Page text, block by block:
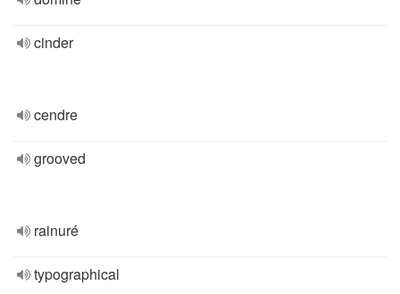
cinder
cendre
grooved
rainuré
typographical